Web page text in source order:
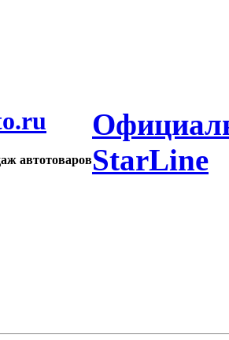
автотоваровStarLine